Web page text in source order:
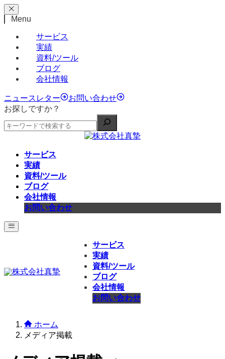
Menu
サービス
実績
資料/ツール
ブログ
会社情報
ニュースレター
お問い合わせ
お探しですか？
サービス
実績
資料/ツール
ブログ
会社情報
お問い合わせ
サービス
実績
資料/ツール
ブログ
会社情報
お問い合わせ
ホーム
メディア掲載